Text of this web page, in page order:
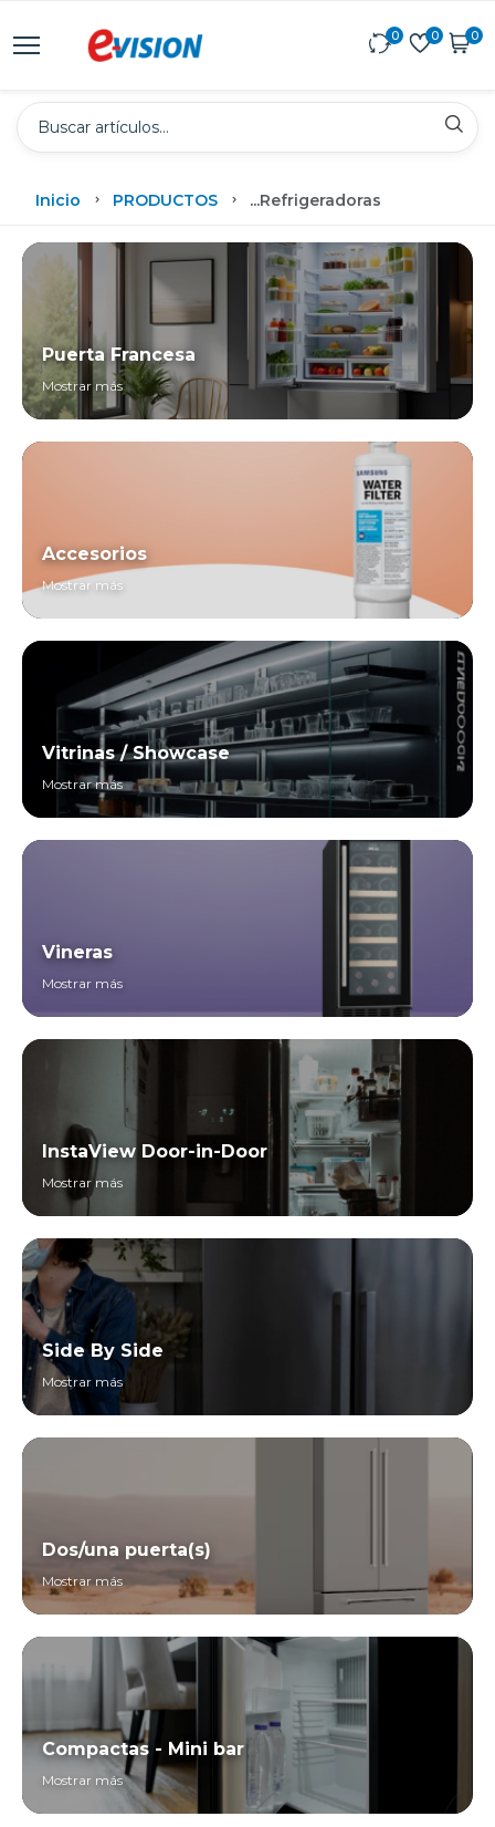
0 0 0
Inicio PRODUCTOS ...Refrigeradoras
Puerta Francesa
Mostrar más
Accesorios
Mostrar más
Vitrinas / Showcase
Mostrar más
Vineras
Mostrar más
InstaView Door-in-Door
Mostrar más
Side By Side
Mostrar más
Dos/una puerta(s)
Mostrar más
Compactas - Mini bar
Mostrar más